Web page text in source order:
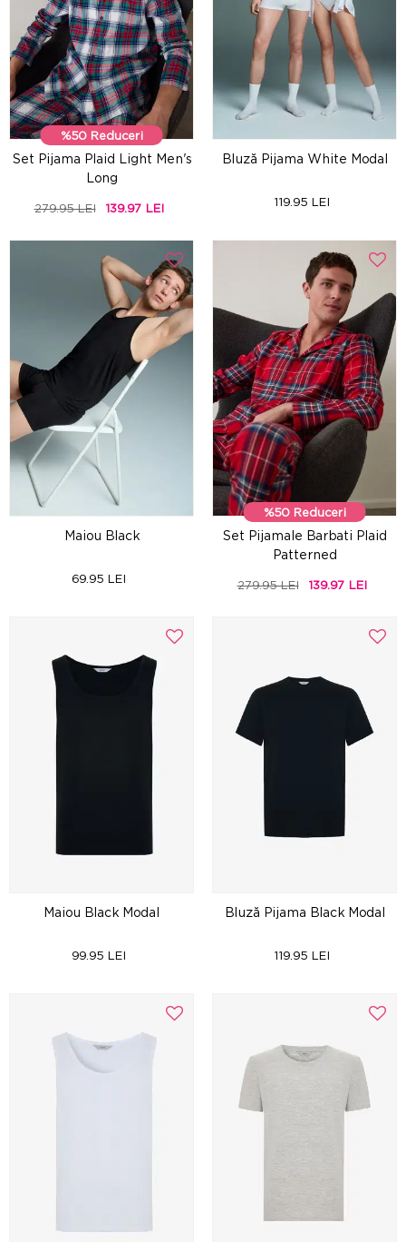
%50 Reduceri
Set Pijama Plaid Light Men's
Long
279.95 LEI 139.97 LEI
Bluză Pijama White Modal
119.95 LEI
Maiou Black
69.95 LEI
%50 Reduceri
Set Pijamale Barbati Plaid
Patterned
279.95 LEI 139.97 LEI
Maiou Black Modal
99.95 LEI
Bluză Pijama Black Modal
119.95 LEI